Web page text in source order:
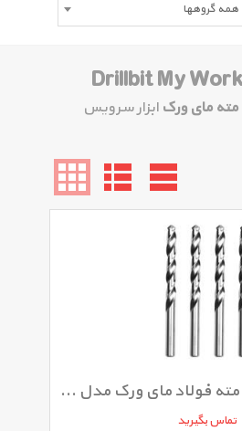
همه گروهها
مته مای ورک ابزار سرویس
مجموعه 4 عددی مته فولاد مای ورک مدل 080MW
تماس بگیرید